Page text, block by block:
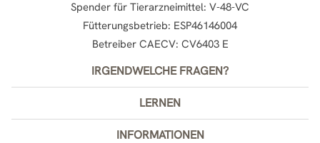
Spender für Tierarzneimittel: V-48-VC
Fütterungsbetrieb: ESP46146004
Betreiber CAECV: CV6403 E
IRGENDWELCHE FRAGEN?
LERNEN
INFORMATIONEN